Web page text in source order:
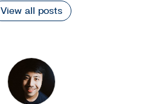
View all posts